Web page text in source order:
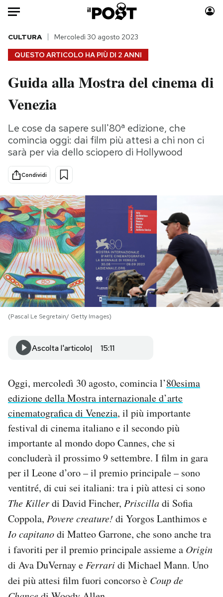
Auto
HOME
Italia
Politica
Tecnologia
Internet
Scienza
Cultura
Economia
Sport
Moda
Storie/Idee
Ok Boomer!
Media
PODCAST
NEWSLETTER
I MIEI PREFERITI
SHOP
Area Personale
Newsletter
Notifiche mobile
Esci
QUESTO ARTICOLO HA PIÙ DI 2 ANNI
CULTURA Mercoledì 30 agosto 2023
Guida alla Mostra del cinema di
Venezia
Le cose da sapere sull'80ª edizione, che
comincia oggi: dai film più attesi a chi non ci
sarà per via dello sciopero di Hollywood
Condividi
(Pascal Le Segretain/ Getty Images)
Ascolta l'articolo 15:11
Oggi, mercoledì 30 agosto, comincia l’80esima
edizione della Mostra internazionale d’arte
cinematografica di Venezia, il più importante
festival di cinema italiano e il secondo più
importante al mondo dopo Cannes, che si
concluderà il prossimo 9 settembre. I film in gara
per il Leone d’oro – il premio principale – sono
ventitré, di cui sei italiani: tra i più attesi ci sono
The Killerdi David Fincher, Priscilladi Sofia
Coppola, Povere creature! di Yorgos Lanthimos e
Io capitanodi Matteo Garrone, che sono anche tra
i favoriti per il premio principale assieme a Origin
di Ava DuVernay eFerraridi Michael Mann. Uno
dei più attesi film fuori concorso è Coup de